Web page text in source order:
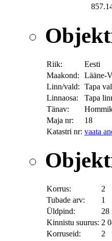
Riik:
Eesti
Maakond:
Lääne-
Linn/vald: Tapa
Linnaosa:
Tapa
Tänav:
Maja nr:
18
Katastri nr: vaata
Korrus:
2
Tubade arv:
1
Üldpind:
28
Kinnistu suurus: 2
Korruseid:
2